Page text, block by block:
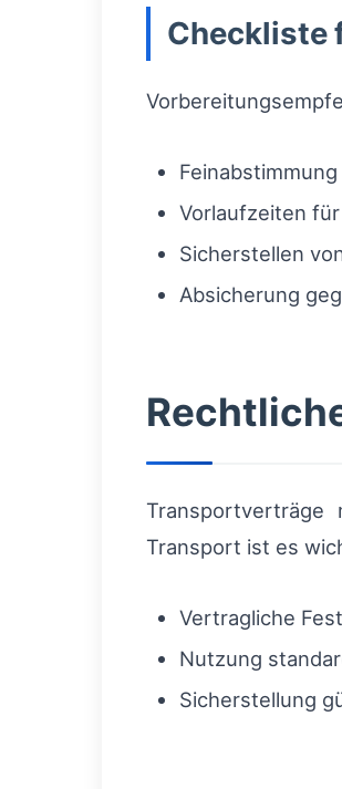
Checkliste
Vorlaufzeiten
Sicherstellen
Absicherung
Transportverträge
Transport ist es
Vertragliche
Nutzung
Sicherstellung